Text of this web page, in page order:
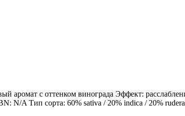
аромат с оттенком винограда Эффект:
A Тип сорта: 60% sativa / 20% indica / 20%